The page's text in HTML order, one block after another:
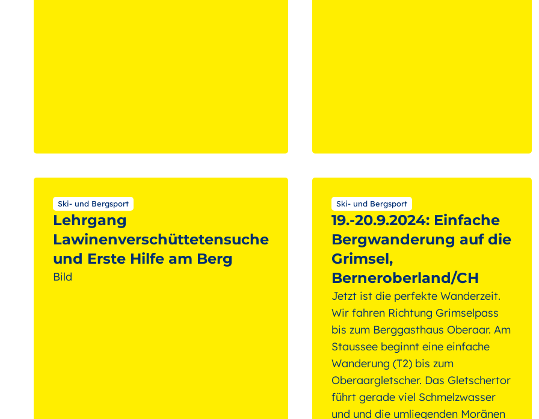
Ski- und Bergsport
Lehrgang
Lawinenverschüttetensuche
und Erste Hilfe am Berg
Bild
Ski- und Bergsport
19.-20.9.2024: Einfache
Bergwanderung auf die
Grimsel,
Berneroberland/CH
Jetzt ist die perfekte Wanderzeit.
Wir fahren Richtung Grimselpass
bis zum Berggasthaus Oberaar. Am
Staussee beginnt eine einfache
Wanderung (T2) bis zum
Oberaargletscher. Das Gletschertor
führt gerade viel Schmelzwasser
und und die umliegenden Moränen